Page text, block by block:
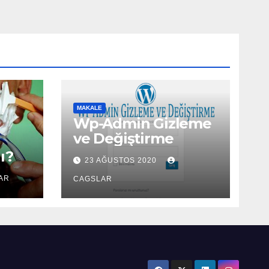
MAKALE
Wp-Admin Gizleme
ve Değiştirme
23 AĞUSTOS 2020
CAGSLAR